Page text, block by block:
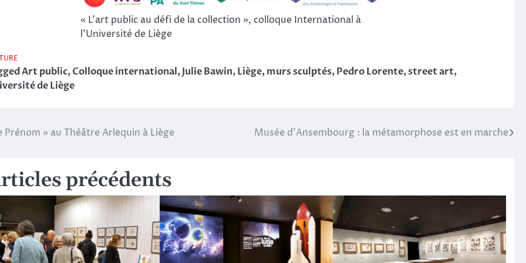
« L’art public au défi de la collection », colloque International à
l’Université de Liège
Art public,Colloque international,Julie Bawin,Liège,murs sculptés,Pedro Lorente,street art,
de Liège
Prénom » au Théâtre Arlequin à Liège Musée d’Ansembourg : la métamorphose est en marche
précédents